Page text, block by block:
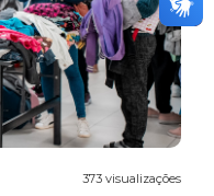
373 visualizações